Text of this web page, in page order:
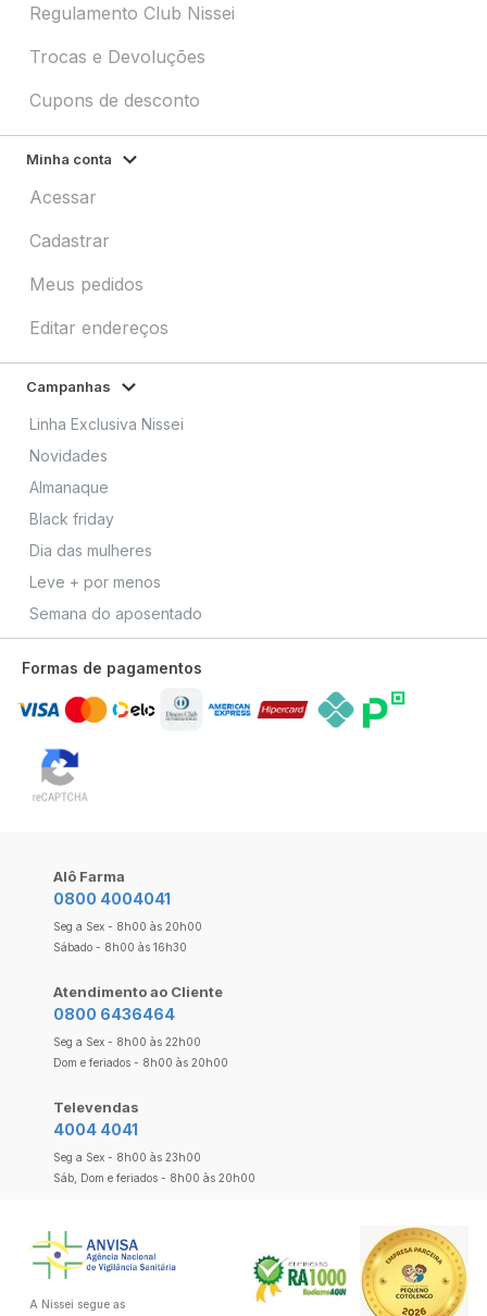
Regulamento Club Nissei
Trocas e Devoluções
Cupons de desconto
Minha conta
Acessar
Cadastrar
Meus pedidos
Editar endereços
Campanhas
Linha Exclusiva Nissei
Novidades
Almanaque
Black friday
Dia das mulheres
Leve + por menos
Semana do aposentado
Formas de pagamentos
Alô Farma
0800 4004041
Seg a Sex - 8h00 às 20h00
Sábado - 8h00 às 16h30
Atendimento ao Cliente
0800 6436464
Seg a Sex - 8h00 às 22h00
Dom e feriados - 8h00 às 20h00
Televendas
4004 4041
Seg a Sex - 8h00 às 23h00
Sáb, Dom e feriados - 8h00 às 20h00
A Nissei segue as